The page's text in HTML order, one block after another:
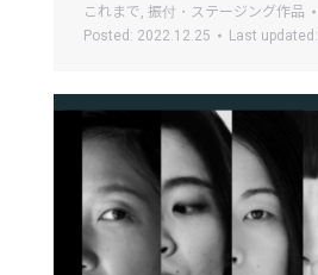
これまで, 振付・ステージング作品
Posted: 2022.12.25 Last updated: